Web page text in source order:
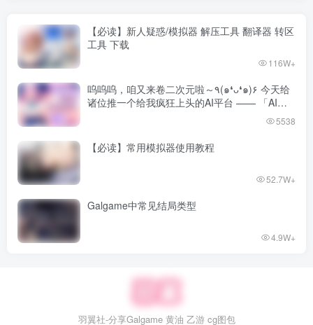
【必读】新人疑惑/模拟器 解压工具 翻译器 转区
工具 下载
116W+
呜呜呜，咱又来卷二次元啦～٩(๑❛ᴗ❛๑)۶ 今天给
诸位推一个给我疯狂上头的AI平台 —— 「AI风
5538
【必读】常用模拟器使用教程
52.7W+
Galgame中常见结局类型
4.9W+
羽翼社-分享Galgame 黄油 乙游 cg图包